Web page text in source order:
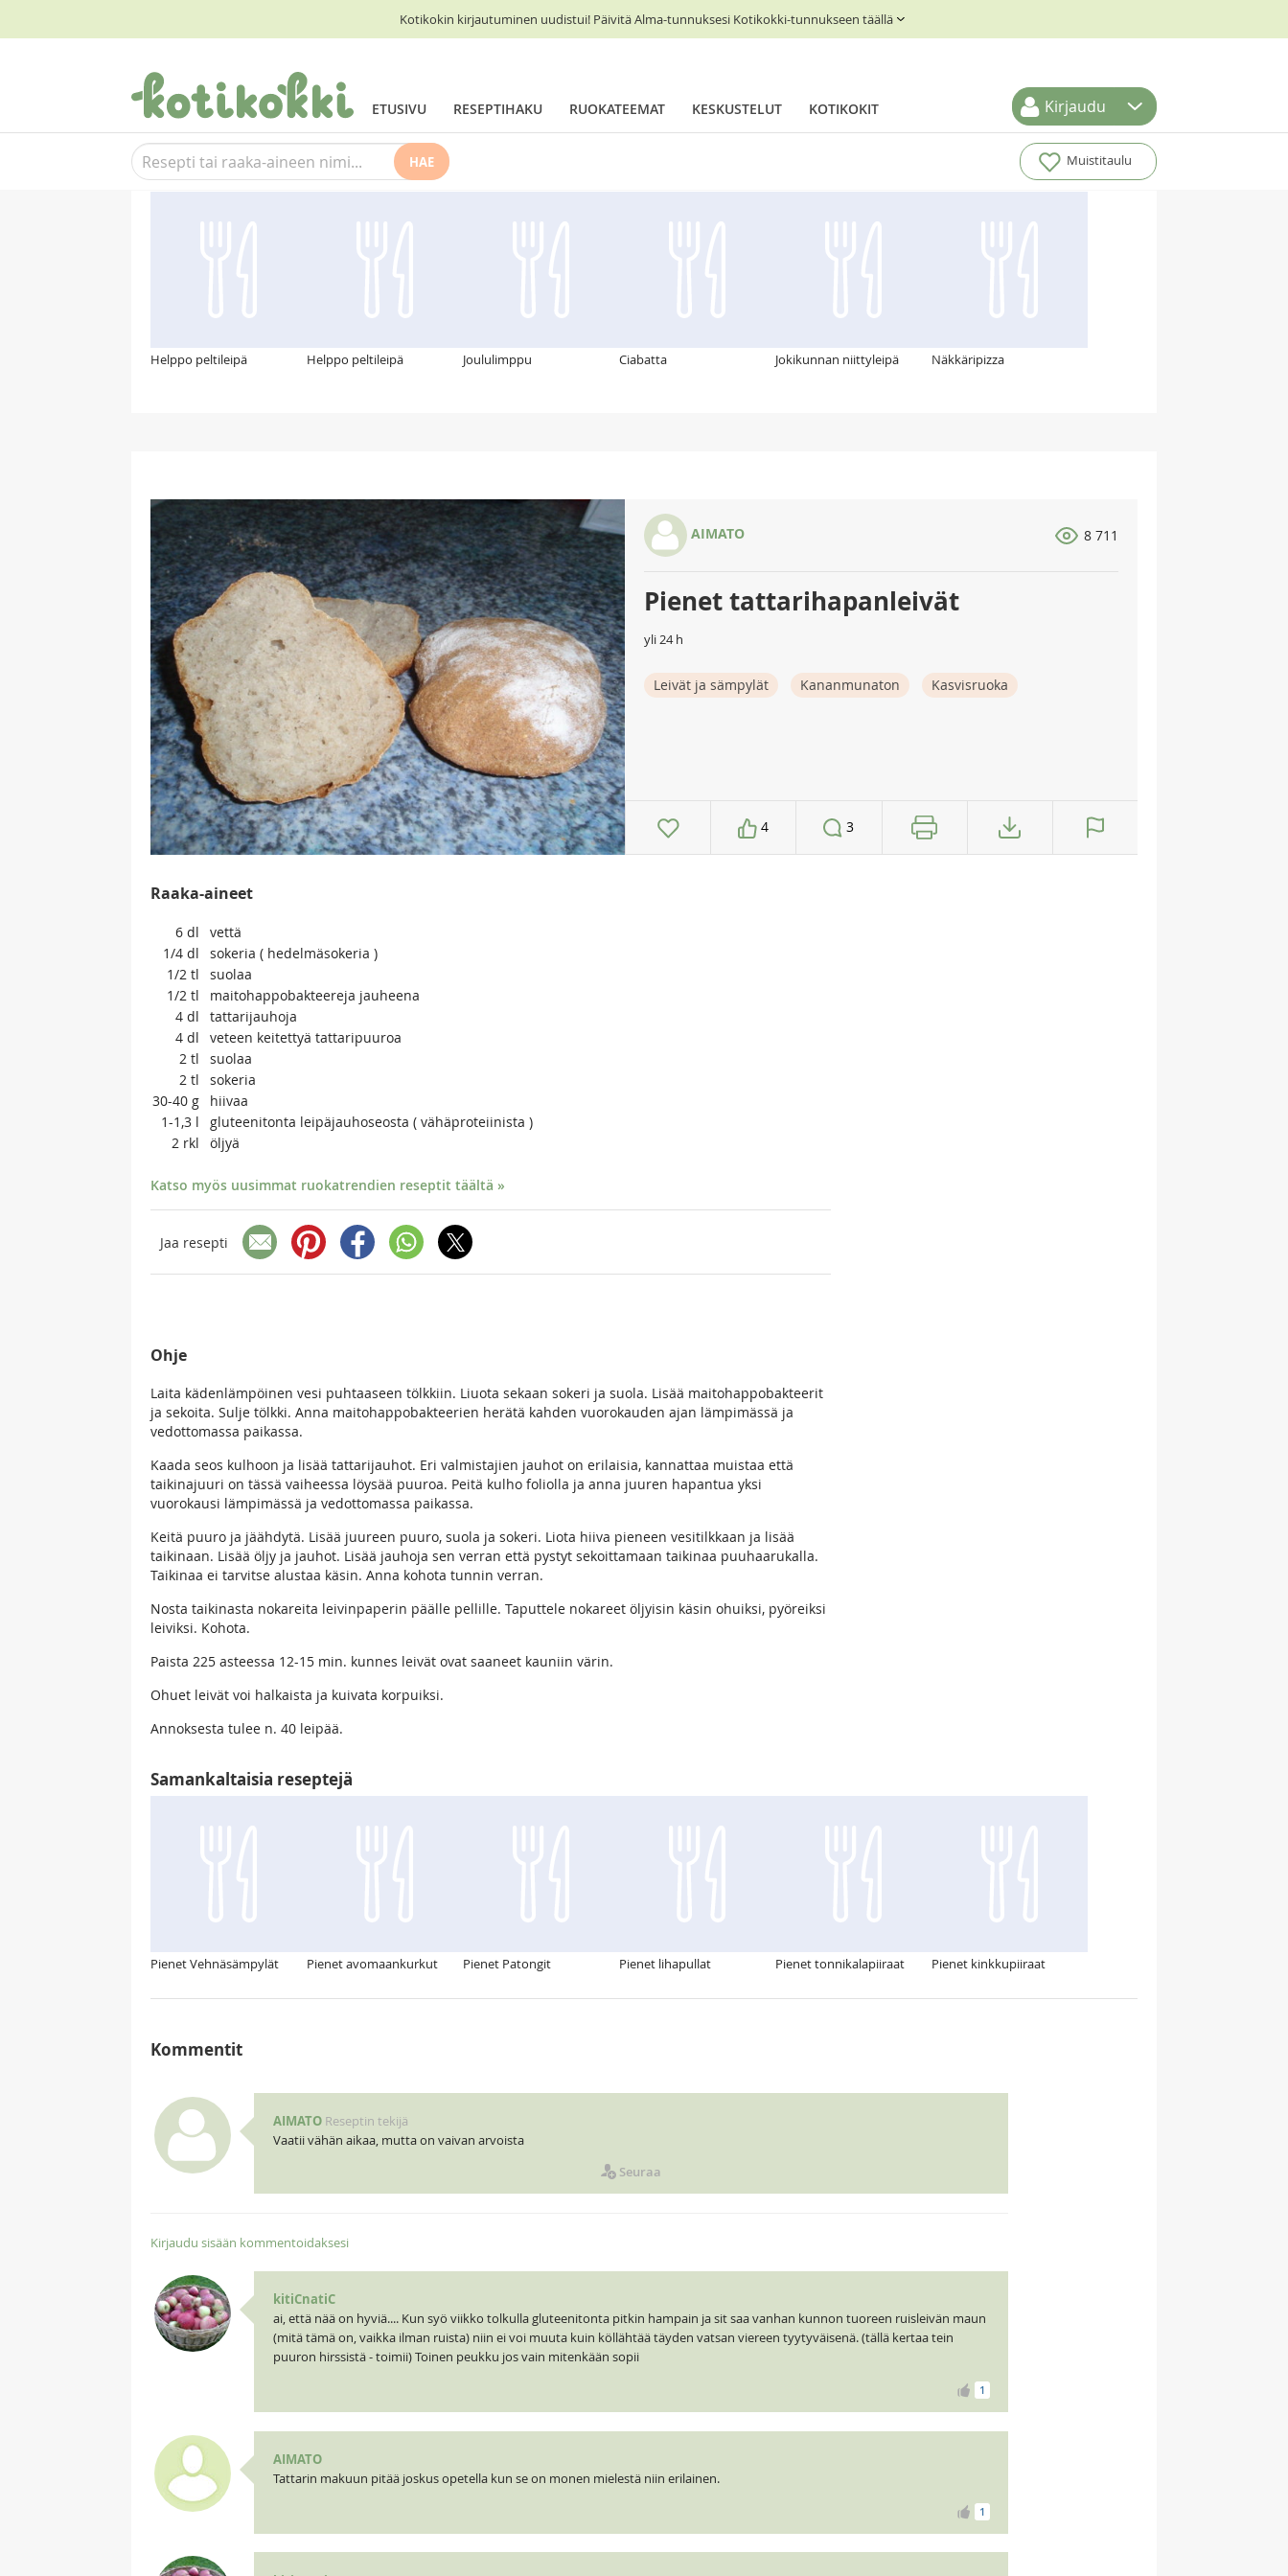
Kotikokin kirjautuminen uudistui! Päivitä Alma-tunnuksesi Kotikokki-tunnukseen täällä
ETUSIVU RESEPTIHAKU RUOKATEEMAT KESKUSTELUT KOTIKOKIT Kirjaudu
HAE Muistitaulu
Suosittelemme myös
Helppo peltileipä Helppo peltileipä Joululimppu Ciabatta Jokikunnan niittyleipä Näkkäripizza
AIMATO 8 711
Pienet tattarihapanleivät
yli 24 h
Leivät ja sämpylät Kananmunaton Kasvisruoka
4 3
Raaka-aineet
6 dl
vettä
1/4 dl
sokeria ( hedelmäsokeria )
1/2 tl
suolaa
1/2 tl
maitohappobakteereja jauheena
4 dl
tattarijauhoja
4 dl
veteen keitettyä tattaripuuroa
2 tl
suolaa
2 tl
sokeria
30-40 g
hiivaa
1-1,3 l
gluteenitonta leipäjauhoseosta ( vähäproteiinista )
2 rkl öljyä
Katso myös uusimmat ruokatrendien reseptit täältä »
Jaa resepti
Ohje
Laita kädenlämpöinen vesi puhtaaseen tölkkiin. Liuota sekaan sokeri ja suola. Lisää maitohappobakteerit
ja sekoita. Sulje tölkki. Anna maitohappobakteerien herätä kahden vuorokauden ajan lämpimässä ja
vedottomassa paikassa.
Kaada seos kulhoon ja lisää tattarijauhot. Eri valmistajien jauhot on erilaisia, kannattaa muistaa että
taikinajuuri on tässä vaiheessa löysää puuroa. Peitä kulho foliolla ja anna juuren hapantua yksi
vuorokausi lämpimässä ja vedottomassa paikassa.
Keitä puuro ja jäähdytä. Lisää juureen puuro, suola ja sokeri. Liota hiiva pieneen vesitilkkaan ja lisää
taikinaan. Lisää öljy ja jauhot. Lisää jauhoja sen verran että pystyt sekoittamaan taikinaa puuhaarukalla.
Taikinaa ei tarvitse alustaa käsin. Anna kohota tunnin verran.
Nosta taikinasta nokareita leivinpaperin päälle pellille. Taputtele nokareet öljyisin käsin ohuiksi, pyöreiksi
leiviksi. Kohota.
Paista 225 asteessa 12-15 min. kunnes leivät ovat saaneet kauniin värin.
Ohuet leivät voi halkaista ja kuivata korpuiksi.
Annoksesta tulee n. 40 leipää.
Samankaltaisia reseptejä
Pienet Vehnäsämpylät Pienet avomaankurkut Pienet Patongit Pienet lihapullat Pienet tonnikalapiiraat Pienet kinkkupiiraat
Kommentit
AIMATO Reseptin tekijä
Vaatii vähän aikaa, mutta on vaivan arvoista
Seuraa
Kirjaudu sisään kommentoidaksesi
kitiCnatiC
ai, että nää on hyviä.... Kun syö viikko tolkulla gluteenitonta pitkin hampain ja sit saa vanhan kunnon tuoreen ruisleivän maun
(mitä tämä on, vaikka ilman ruista) niin ei voi muuta kuin köllähtää täyden vatsan viereen tyytyväisenä. (tällä kertaa tein
puuron hirssistä - toimii) Toinen peukku jos vain mitenkään sopii
1
AIMATO
Tattarin makuun pitää joskus opetella kun se on monen mielestä niin erilainen.
1